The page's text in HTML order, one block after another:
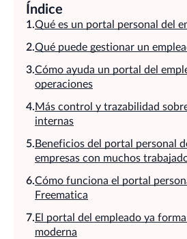
Índice
Qué es un portal personal del
Qué puede gestionar un
Cómo ayuda un portal del
operaciones
Más control y trazabilidad
internas
Beneficios del portal personal
empresas con muchos
Cómo funciona el portal
Freematica
El portal del empleado ya
moderna